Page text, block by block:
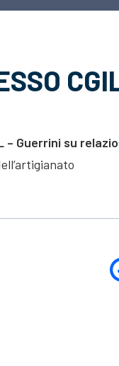
– Guerrini su